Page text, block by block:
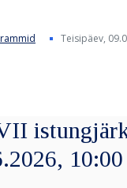
Teisipäev,
10:00